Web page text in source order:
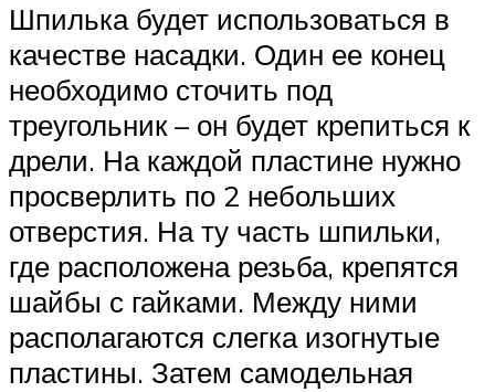
Шпилька будет использоваться в
качестве насадки. Один ее конец
необходимо сточить под
треугольник – он будет крепиться к
дрели. На каждой пластине нужно
просверлить по 2 небольших
отверстия. На ту часть шпильки,
где расположена резьба, крепятся
шайбы с гайками. Между ними
располагаются слегка изогнутые
пластины. Затем самодельная